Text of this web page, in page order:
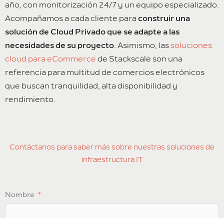
año, con monitorización 24/7 y un equipo especializado.
Acompañamos a cada cliente para construir una
solución de Cloud Privado que se adapte a las
necesidades de su proyecto. Asimismo, las soluciones
cloud para eCommerce de Stackscale son una
referencia para multitud de comercios electrónicos
que buscan tranquilidad, alta disponibilidad y
rendimiento.
Contáctanos para saber más sobre nuestras soluciones de
infraestructura IT
Nombre